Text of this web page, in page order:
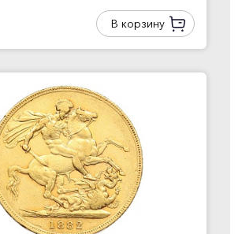
В корзину